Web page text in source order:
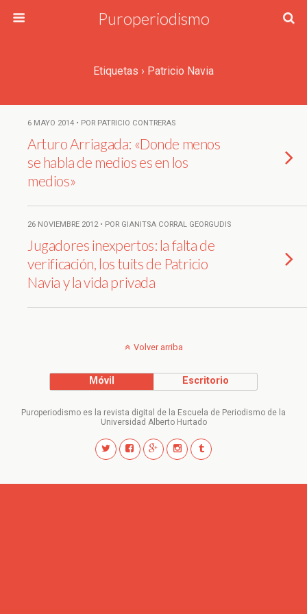
Puroperiodismo
Etiquetas › Patricio Navia
6 MAYO 2014 • POR PATRICIO CONTRERAS
Arturo Arriagada: «Donde menos
se habla de medios es en los
medios»
26 NOVIEMBRE 2012 • POR GIANITSA CORRAL GEORGUDIS
Jugadores inexpertos: la falta de
verificación, los tuits de Patricio
Navia y la vida privada
Volver arriba
Móvil Escritorio
Puroperiodismo es la revista digital de la Escuela de Periodismo de la
Universidad Alberto Hurtado